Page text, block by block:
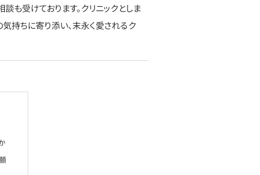
も受けております。クリニックとしま
気持ちに寄り添い、末永く愛されるク